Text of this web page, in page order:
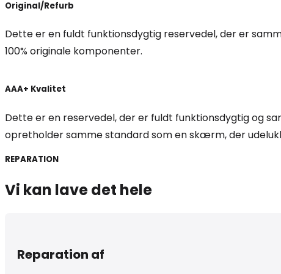
Original/Refurb
Dette er en fuldt funktionsdygtig reservedel, der er
100% originale komponenter.
AAA+ Kvalitet
Dette er en reservedel, der er fuldt funktionsdygtig og
opretholder samme standard som en skærm, der
REPARATION
Vi kan lave det hele
Reparation af